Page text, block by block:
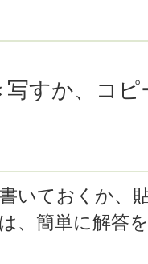
すか、コ
いておくか、
、簡単に解答